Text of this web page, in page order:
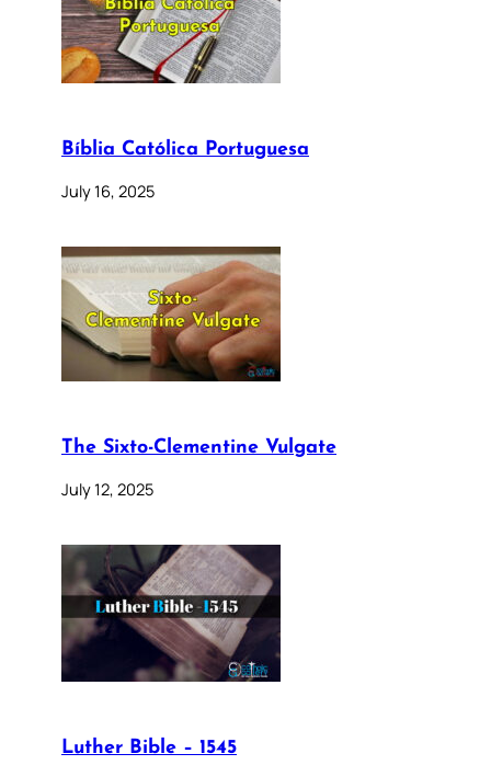
Bíblia Católica Portuguesa
July 16, 2025
The Sixto-Clementine Vulgate
July 12, 2025
Luther Bible – 1545